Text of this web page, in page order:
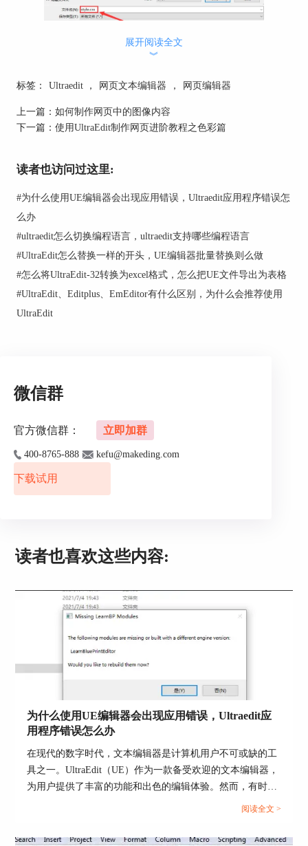
图2：文件准备
最后准备PS软件，用于电脑桌面像素的获取，以此
得到网页各内容确切的像素位置，使用其它具备此
功能的软件也可以。
二、网页页面分析
如图3，该网页页面主要有三个区域，我们可以用
三个窗体来实现，然后每个窗体里面又有一些小的
图4：框架分析
三、代码实现
首先在“.html”文件中写入三个主要的窗体代码，并
展开阅读全文
︾
标签： Ultraedit ， 网页文本编辑器 ， 网页编辑器
上一篇： 如何制作网页中的图像内容
下一篇： 使用UltraEdit制作网页进阶教程之色彩篇
读者也访问过这里:
#为什么使用UE编辑器会出现应用错误，Ultraedit应用程序错误怎
么办
#ultraedit怎么切换编程语言，ultraedit支持哪些编程语言
#UltraEdit怎么替换一样的开头，UE编辑器批量替换则么做
#怎么将UltraEdit-32转换为excel格式，怎么把UE文件导出为表格
#UltraEdit、Editplus、EmEditor有什么区别，为什么会推荐使用
UltraEdit
微信群
官方微信群： 立即加群
400-8765-888 kefu@makeding.com
下载试用
读者也喜欢这些内容:
为什么使用UE编辑器会出现应用错误，Ultraedit应
用程序错误怎么办
在现代的数字时代，文本编辑器是计算机用户不可或缺的工
具之一。UltraEdit（UE）作为一款备受欢迎的文本编辑器，
为用户提供了丰富的功能和出色的编辑体验。然而，有时用
户可能会遇到应用程序错误的问题，这不仅影响了工作效
会出现应用错误，Ultraedit应用程序错误怎么办。同时，我
阅读全文 >